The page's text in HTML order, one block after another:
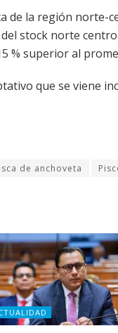
de la región norte-
stock norte
% superior al
que se viene
de anchoveta